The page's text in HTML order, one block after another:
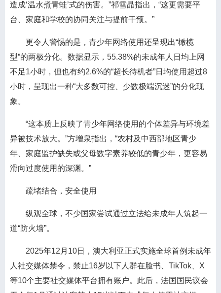
造成‘温水煮青蛙’式的伤害。”祁雪晶指出，“这更需要平
台、家庭和学校的协同关注与提前干预。”
更令人警惕的是，青少年网络使用还呈现出“橄榄
型”的两极分化。数据显示，55.38%的未成年人日均上网
不足1小时，但也有约2.6%的“超长待机者”日均使用超过8
小时，呈现出一种“大多数可控、少数极端沉迷”的分化现
象。
“这本质上反映了青少年网络使用的个体差异与环境差
异被技术放大。”方增泉指出，“农村及中西部地区青少
年、家庭监护缺失或父母数字素养较低的青少年，更容易
滑向过度使用的深渊。”
疏堵结合，安全使用
纵观全球，不少国家尝试通过立法给未成年人筑起一
道“防火墙”。
2025年12月10日，澳大利亚正式实施全球首例未成年
人社交媒体禁令，禁止16岁以下人群在脸书、TikTok、X
等10个主要社交媒体平台拥有账户。此后，法国国民议会